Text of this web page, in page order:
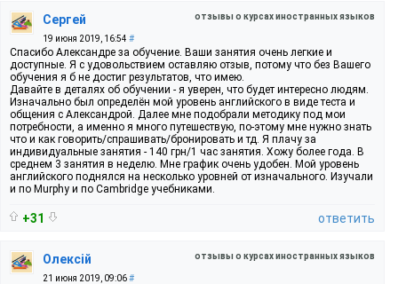
отзывы о курсах иностранных языков
Сергей
19 июня 2019, 16:54 #
Спасибо Александре за обучение. Ваши занятия очень легкие и
доступные. Я с удовольствием оставляю отзыв, потому что без Вашего
обучения я б не достиг результатов, что имею.
Давайте в деталях об обучении - я уверен, что будет интересно людям.
Изначально был определён мой уровень английского в виде теста и
общения с Александрой. Далее мне подобрали методику под мои
потребности, а именно я много путешествую, по-этому мне нужно знать
что и как говорить/спрашивать/бронировать и тд. Я плачу за
индивидуальные занятия - 140 грн/1 час занятия. Хожу более года. В
среднем 3 занятия в неделю. Мне график очень удобен. Мой уровень
английского поднялся на несколько уровней от изначального. Изучали
и по Murphy и по Cambridge учебниками.
+31 ответить
отзывы о курсах иностранных языков
Олексій
21 июня 2019, 09:06#